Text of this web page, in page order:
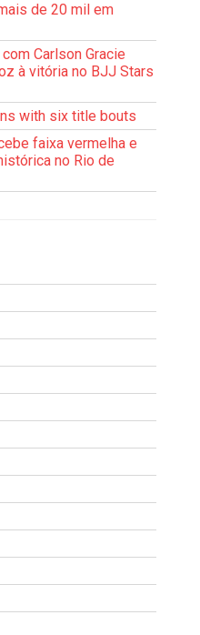
de 20 mil em
Carlson Gracie
à vitória no BJJ Stars
with six title bouts
faixa vermelha e
no Rio de